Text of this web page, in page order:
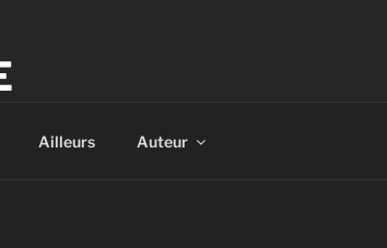
Ailleurs Auteur